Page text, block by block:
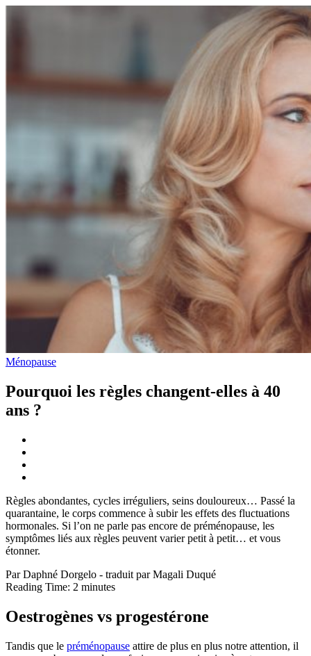
Ménopause
Pourquoi les règles changent-elles à 40
ans ?
Règles abondantes, cycles irréguliers, seins douloureux… Passé la
quarantaine, le corps commence à subir les effets des fluctuations
hormonales. Si l’on ne parle pas encore de préménopause, les
symptômes liés aux règles peuvent varier petit à petit… et vous
étonner.
Par Daphné Dorgelo - traduit par Magali Duqué
Reading Time: 2 minutes
Oestrogènes vs progestérone
Tandis que le préménopause attire de plus en plus notre attention, il